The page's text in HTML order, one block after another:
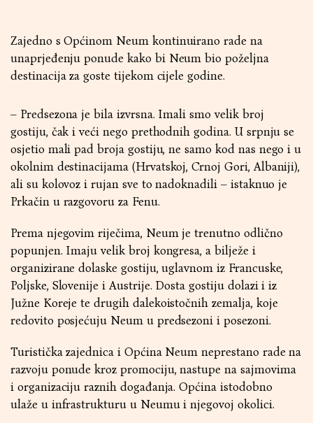
Zajedno s Općinom Neum kontinuirano rade na
unaprjeđenju ponude kako bi Neum bio poželjna
destinacija za goste tijekom cijele godine.
– Predsezona je bila izvrsna. Imali smo velik broj
gostiju, čak i veći nego prethodnih godina. U srpnju se
osjetio mali pad broja gostiju, ne samo kod nas nego i u
okolnim destinacijama (Hrvatskoj, Crnoj Gori, Albaniji),
ali su kolovoz i rujan sve to nadoknadili – istaknuo je
Prkačin u razgovoru za Fenu.
Prema njegovim riječima, Neum je trenutno odlično
popunjen. Imaju velik broj kongresa, a bilježe i
organizirane dolaske gostiju, uglavnom iz Francuske,
Poljske, Slovenije i Austrije. Dosta gostiju dolazi i iz
Južne Koreje te drugih dalekoistočnih zemalja, koje
redovito posjećuju Neum u predsezoni i posezoni.
Turistička zajednica i Općina Neum neprestano rade na
razvoju ponude kroz promociju, nastupe na sajmovima
i organizaciju raznih događanja. Općina istodobno
ulaže u infrastrukturu u Neumu i njegovoj okolici.